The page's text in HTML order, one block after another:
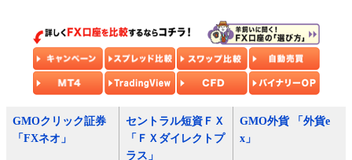
GMOクリック証券
「FXネオ」
セントラル短資ＦＸ
「ＦＸダイレクトプ
ラス」
GMO外貨 「外貨e
x」